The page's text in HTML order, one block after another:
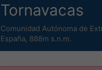
Tornavacas
Comunidad Autónoma de
España, 888m s.n.m.